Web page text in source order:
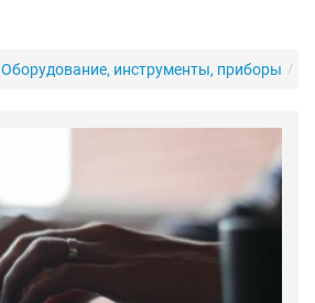
Оборудование, инструменты, приборы